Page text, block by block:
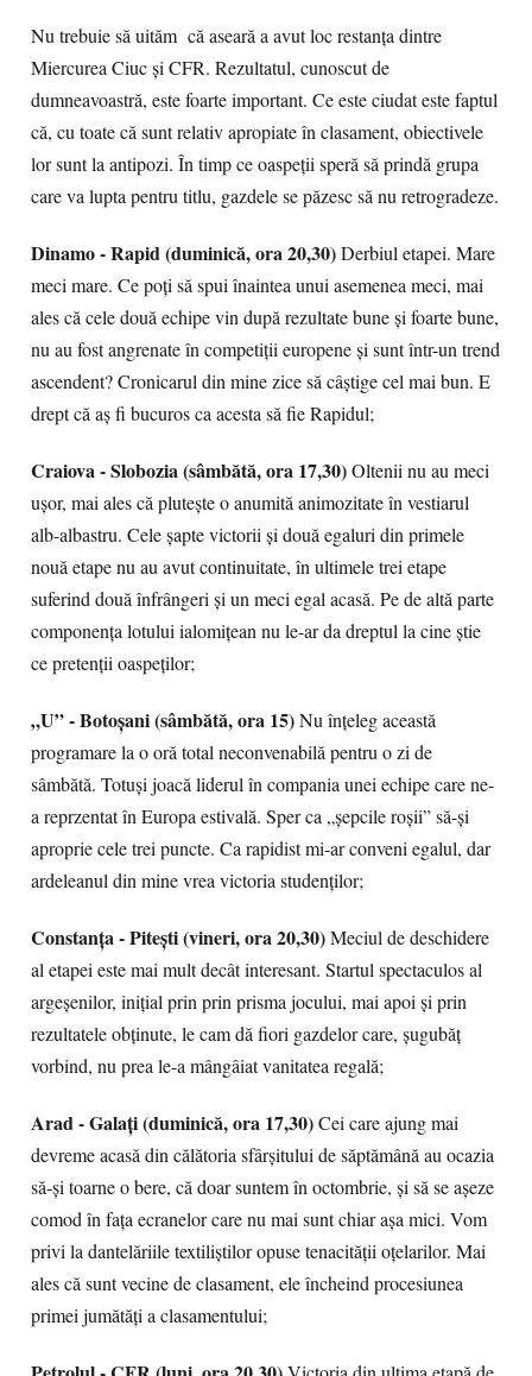
Nu trebuie să uităm că aseară a avut loc restanța dintre
Miercurea Ciuc și CFR. Rezultatul, cunoscut de
dumneavoastră, este foarte important. Ce este ciudat este faptul
că, cu toate că sunt relativ apropiate în clasament, obiectivele
lor sunt la antipozi. În timp ce oaspeții speră să prindă grupa
care va lupta pentru titlu, gazdele se păzesc să nu retrogradeze.
Dinamo - Rapid (duminică, ora 20,30)Derbiul etapei. Mare
meci mare. Ce poți să spui înaintea unui asemenea meci, mai
ales că cele două echipe vin după rezultate bune și foarte bune,
nu au fost angrenate în competiții europene și sunt într-un trend
ascendent? Cronicarul din mine zice să câștige cel mai bun. E
drept că aș fi bucuros ca acesta să fie Rapidul;
Craiova - Slobozia (sâmbătă, ora 17,30)Oltenii nu au meci
ușor, mai ales că plutește o anumită animozitate în vestiarul
alb-albastru. Cele șapte victorii și două egaluri din primele
nouă etape nu au avut continuitate, în ultimele trei etape
suferind două înfrângeri și un meci egal acasă. Pe de altă parte
componența lotului ialomițean nu le-ar da dreptul la cine știe
ce pretenții oaspeților;
„U” - Botoșani (sâmbătă, ora 15)Nu înțeleg această
programare la o oră total neconvenabilă pentru o zi de
sâmbătă. Totuși joacă liderul în compania unei echipe care ne-
a reprzentat în Europa estivală. Sper ca „șepcile roșii” să-și
aproprie cele trei puncte. Ca rapidist mi-ar conveni egalul, dar
ardeleanul din mine vrea victoria studenților;
Constanța - Pitești (vineri, ora 20,30)Meciul de deschidere
al etapei este mai mult decât interesant. Startul spectaculos al
argeșenilor, inițial prin prin prisma jocului, mai apoi și prin
rezultatele obținute, le cam dă fiori gazdelor care, șugubăț
vorbind, nu prea le-a mângâiat vanitatea regală;
Arad - Galați (duminică, ora 17,30)Cei care ajung mai
devreme acasă din călătoria sfârșitului de săptămână au ocazia
să-și toarne o bere, că doar suntem în octombrie, și să se așeze
comod în fața ecranelor care nu mai sunt chiar așa mici. Vom
privi la dantelăriile textiliștilor opuse tenacității oțelarilor. Mai
ales că sunt vecine de clasament, ele încheind procesiunea
primei jumătăți a clasamentului;